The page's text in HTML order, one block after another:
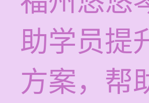
助学员提
方案，帮